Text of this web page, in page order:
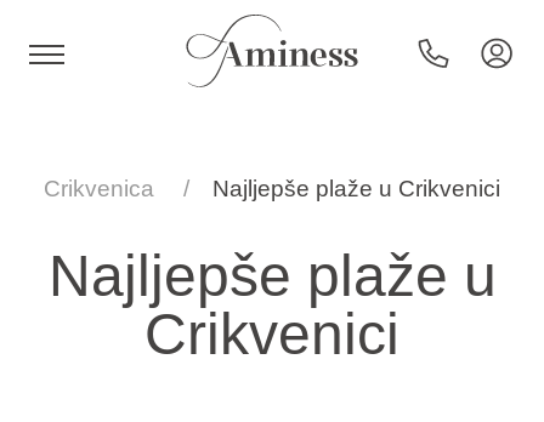
Hoteli i resorti
Kampovi
Crikvenica Najljepše plaže u Crikvenici
Najljepše plaže u
Crikvenici